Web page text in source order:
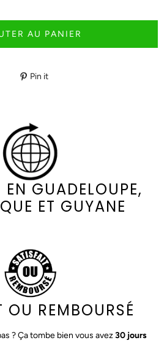
AU PANIER
Pin it
GUADELOUPE,
ET GUYANE
OU REMBOURSÉ
? Ça tombe bien vous avez30 jours